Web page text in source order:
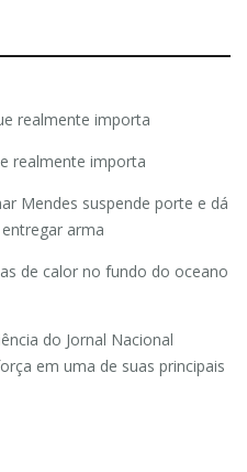
realmente importa
realmente importa
Mendes suspende porte e dá
arma
de calor no fundo do oceano
do Jornal Nacional
em uma de suas principais